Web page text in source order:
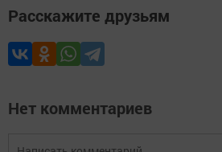
Расскажите друзьям
Нет комментариев